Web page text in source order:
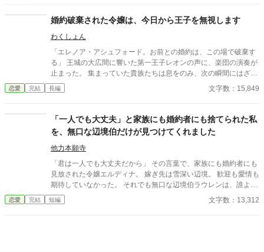
に呆れましたわ」そして結婚指輪をレオンへ投げつけ、「私は、
あなたの妻をやめます」と宣言する。だが王妃が去った直後、妻
になったつもりで振る舞う聖女へ、王宮中の視線は冷たく変わっ
ていき。
婚約破棄された令嬢は、今日から王子を無視します
わくしょん
「エレノア・アシュフォード。お前との婚約は、この場で破棄す
る」 王城の大広間に響いた第一王子レオンの声に、楽団の演奏が
止まった。 集まっていた貴族たちは息をのみ、次の瞬間にはざわ
めきが広がる。 エレノアはゆっくりと顔を上げた。 目の前では、
王子が腰に手を回した美しい令嬢――侯爵令嬢セシリアが勝ち誇
恋愛 完結 長編 文字数：15,849
「一人でも大丈夫」と家族にも婚約者にも捨てられた私
を、無口な辺境伯だけが見つけてくれました
他力本願寺
「君は一人でも大丈夫だから」 その言葉で、家族にも婚約者にも
見放された令嬢エルディナ。 嫁ぎ先は雪深い辺境。 歓迎も愛情も
期待していなかった。 それでも無口な辺境伯ラウレンは、誰より
も先に彼女の疲れや我慢へ気づく。 「ここに居ていい」 その一言
から始まった新しい暮らし。 白湯を沸かし、小さな異変へ気づ
恋愛 完結 短編 文字数：13,312